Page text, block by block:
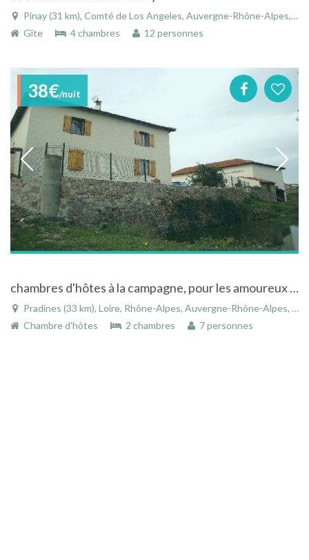
Pinay (31 km), Comté de Los Angeles, Auvergne-Rhône-Alpes, France
Gîte
4 chambres 12 personnes
38€/nuit
chambres d'hôtes à la campagne, pour les amoureux de la nature et des animaux
Pradines (33 km), Loire, Rhône-Alpes, Auvergne-Rhône-Alpes, France
Chambre d'hôtes
2 chambres 7 personnes